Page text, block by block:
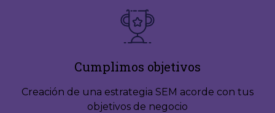
Cumplimos objetivos
Creación de una estrategia SEM acorde con tus
objetivos de negocio